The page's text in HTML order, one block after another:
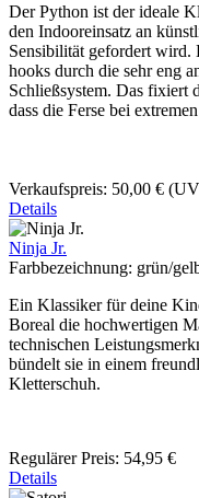
Der Python ist der ideale
den Indooreinsatz an
Sensibilität gefordert wird.
hooks durch die sehr eng
Schließsystem. Das fixiert
dass die Ferse bei
Verkaufspreis: 50,00 €
Details
Ninja Jr.
Farbbezeichnung: grün/
Ein Klassiker für deine
Boreal die hochwertigen
technischen
bündelt sie in einem
Kletterschuh.
Regulärer Preis: 54,95 €
Details